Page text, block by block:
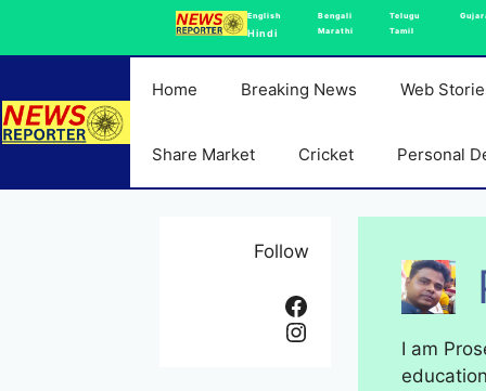
English
Hindi
Bengali
Marathi
Telugu
Tamil
Home Breaking News Web
Share Market Cricket Personal
I am
Follow
Facebook
Instagram